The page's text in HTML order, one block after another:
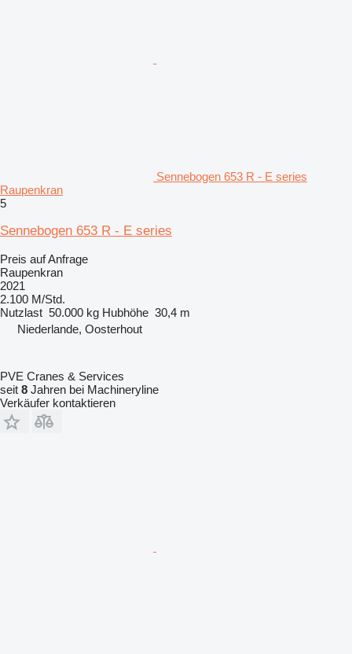
Sennebogen 653 R - E series
Raupenkran
5
Sennebogen 653 R - E series
Preis auf Anfrage
Raupenkran
2021
2.100 M/Std.
Nutzlast 50.000 kg Hubhöhe 30,4 m
Niederlande, Oosterhout
PVE Cranes & Services
seit 8 Jahren bei Machineryline
Verkäufer kontaktieren